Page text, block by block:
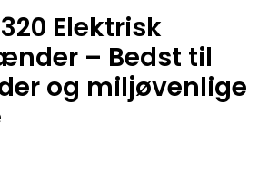
Elektrisk
– Bedst til
og miljøvenlige